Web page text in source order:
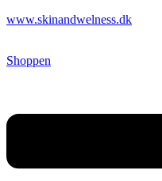
www.skinandwelness.dk
Shoppen